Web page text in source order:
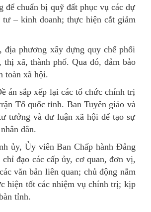
để chuẩn bị quỹ đất phục vụ các dự
– kinh doanh; thực hiện cắt giảm
phương xây dựng quy chế phối
xã, thành phố. Qua đó, đảm bảo
toàn xã hội.
án sắp xếp lại các tổ chức chính trị
Tổ quốc tỉnh. Ban Tuyên giáo và
tưởng và dư luận xã hội để tạo sự
dân.
ủy, Ủy viên Ban Chấp hành Đảng
đạo các cấp ủy, cơ quan, đơn vị,
văn bản liên quan; chủ động nắm
hiện tốt các nhiệm vụ chính trị; kịp
tỉnh.